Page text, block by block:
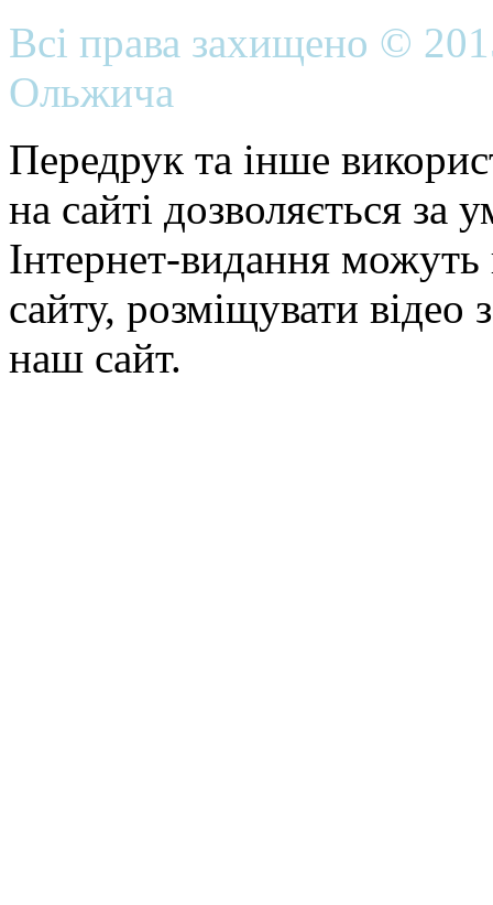
Всі права захищено ©
Ольжича
Передрук та інше
на сайті дозволяється
Інтернет-видання можуть
сайту, розміщувати відео
наш сайт.